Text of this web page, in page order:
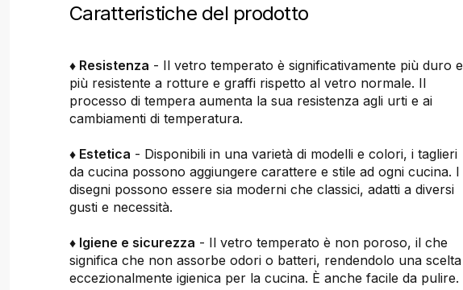
Caratteristiche del prodotto
♦ Resistenza - Il vetro temperato è significativamente più duro e
più resistente a rotture e graffi rispetto al vetro normale. Il
processo di tempera aumenta la sua resistenza agli urti e ai
cambiamenti di temperatura.
♦ Estetica - Disponibili in una varietà di modelli e colori, i taglieri
da cucina possono aggiungere carattere e stile ad ogni cucina. I
disegni possono essere sia moderni che classici, adatti a diversi
gusti e necessità.
♦ Igiene e sicurezza - Il vetro temperato è non poroso, il che
significa che non assorbe odori o batteri, rendendolo una scelta
eccezionalmente igienica per la cucina. È anche facile da pulire.